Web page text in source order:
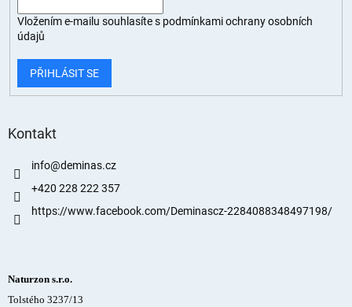
Vložením e-mailu souhlasíte s podmínkami ochrany osobních
údajů
PŘIHLÁSIT SE
Kontakt
info@deminas.cz
+420 228 222 357
https://www.facebook.com/Deminascz-2284088348497198/
Naturzon s.r.o.
Tolstého 3237/13